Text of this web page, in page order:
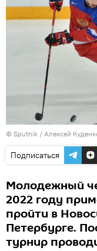
© Sputnik / Алексей
Подписаться
Молодежный
2022 году
пройти в
Петербурге.
турнир